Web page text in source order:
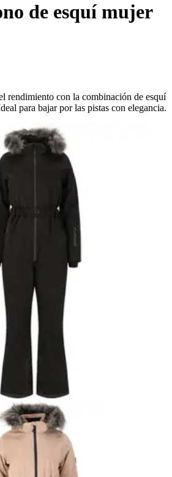
de esquí mujer
rendimiento con la combinación de esquí
para bajar por las pistas con elegancia.